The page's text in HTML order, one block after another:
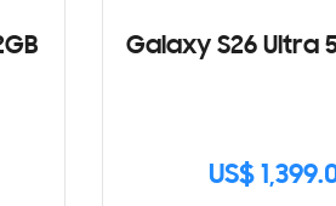
Galaxy S26 Ultra
US$